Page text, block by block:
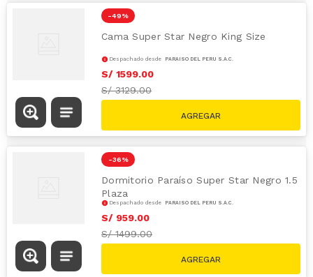
-49 %
Cama Super Star Negro King Size
Despachado desde PARAÍSO DEL PERÚ S.A.C.
S/ 1599.00
S/3129.00
-36 %
Dormitorio Paraíso Super Star Negro 1.5
Plaza
Despachado desde PARAÍSO DEL PERÚ S.A.C.
S/ 959.00
S/1499.00